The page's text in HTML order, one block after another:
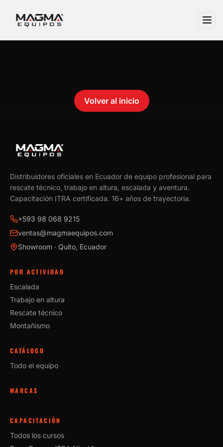
Volver al inicio
Distribuidores oficiales en Ecuador de equipo profesional para
rescate técnico, trabajo en altura, escalada y aventura.
Capacitación ITRA certificada. 16+ años de trayectoria.
+593 98 068 9215
ventas@magmaequipos.com
Showroom · Quito, Ecuador
POR ACTIVIDAD
Escalada
Trabajo en altura
Rescate técnico
Montañismo
CATÁLOGO
Todo el equipo
MARCAS
CAPACITACIÓN
Todos los cursos